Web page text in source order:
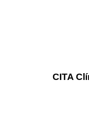
CITA